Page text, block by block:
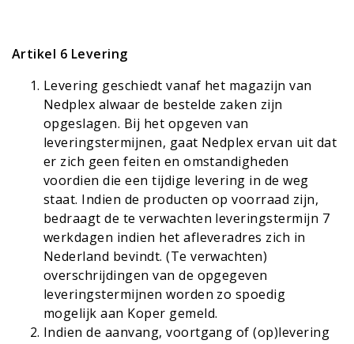
Artikel 6 Levering
Levering geschiedt vanaf het magazijn van
Nedplex alwaar de bestelde zaken zijn
opgeslagen. Bij het opgeven van
leveringstermijnen, gaat Nedplex ervan uit dat
er zich geen feiten en omstandigheden
voordien die een tijdige levering in de weg
staat. Indien de producten op voorraad zijn,
bedraagt de te verwachten leveringstermijn 7
werkdagen indien het afleveradres zich in
Nederland bevindt. (Te verwachten)
overschrijdingen van de opgegeven
leveringstermijnen worden zo spoedig
mogelijk aan Koper gemeld.
Indien de aanvang, voortgang of (op)levering